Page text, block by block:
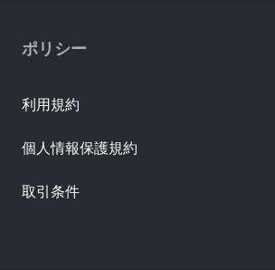
ポリシー
利用規約
個人情報保護規約
取引条件